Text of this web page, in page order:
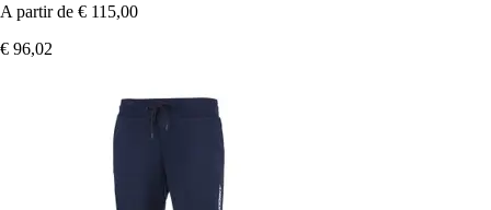
A partir de € 115,00
€ 96,02